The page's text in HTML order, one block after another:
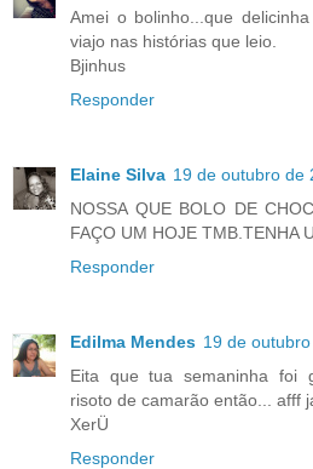
Amei o bolinho...que
viajo nas histórias que leio.
Bjinhus
Responder
Elaine Silva 19 de outubro de
NOSSA QUE BOLO DE
FAÇO UM HOJE TMB.TENHA
Responder
Edilma Mendes 19 de
Eita que tua semaninha foi
risoto de camarão então... afff
XerÜ
Responder